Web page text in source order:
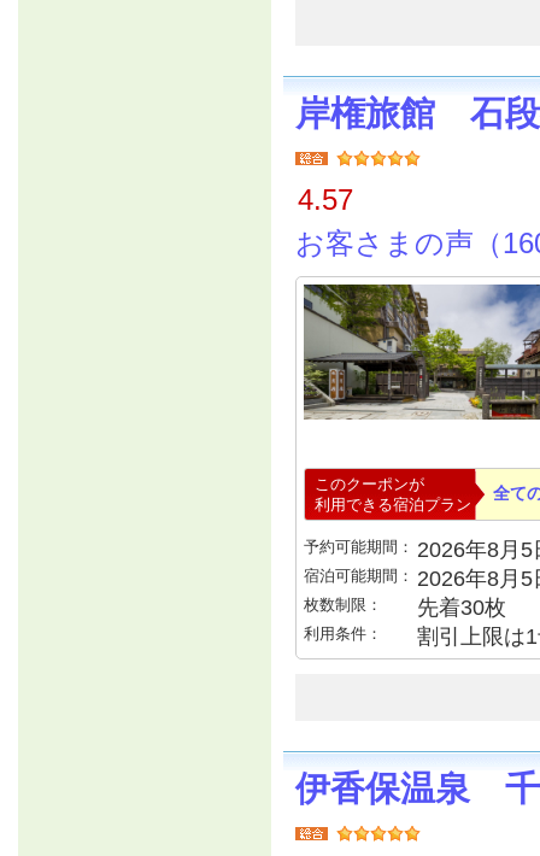
岸権旅館 石
4.57
お客さまの声（
このクーポンが
利用できる宿泊プラン
全て
予約可能期間： 2026年8月
宿泊可能期間： 2026年8月
枚数制限： 先着30枚
利用条件： 割引上限は
伊香保温泉 千